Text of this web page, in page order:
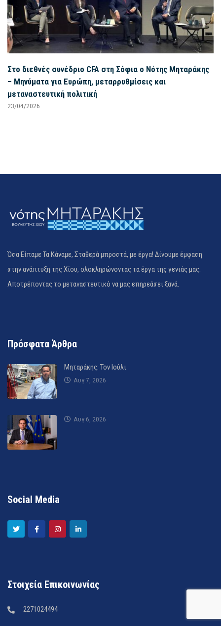
Στο διεθνές συνέδριο CFA στη Σόφια ο Νότης Μηταράκης
– Μηνύματα για Ευρώπη, μεταρρυθμίσεις και
μεταναστευτική πολιτική
23/04/2026
Όσα Είπαμε Τα Κάναμε, Σταθερά μπροστά, με έργα! Δίνουμε έμφαση
στην ανάπτυξη της Χίου, ολοκληρώνοντας τα έργα της γενιάς μας.
Αποτρέποντας το μεταναστευτικό να μας επηρεάσει ξανά.
Πρόσφατα Άρθρα
Μηταράκης: Τον Ιούλι
Αυγ 7, 2026
Αυγ 6, 2026
Social Media
Στοιχεία Επικοινωνίας
2271024494